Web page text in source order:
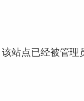
站点已经被管理